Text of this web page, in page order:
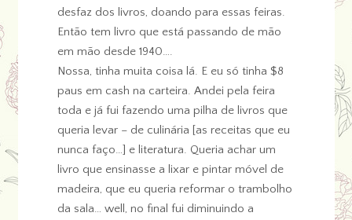
desfaz dos livros, doando para essas feiras.
Então tem livro que está passando de mão
em mão desde 1940….
Nossa, tinha muita coisa lá. E eu só tinha $8
paus em cash na carteira. Andei pela feira
toda e já fui fazendo uma pilha de livros que
queria levar – de culinária [as receitas que eu
nunca faço…] e literatura. Queria achar um
livro que ensinasse a lixar e pintar móvel de
madeira, que eu queria reformar o trambolho
da sala… well, no final fui diminuindo a